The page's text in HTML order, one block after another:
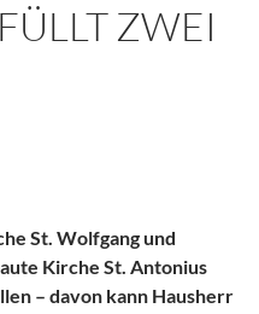
ZWEI
St. Wolfgang und
Kirche St. Antonius
– davon kann Hausherr